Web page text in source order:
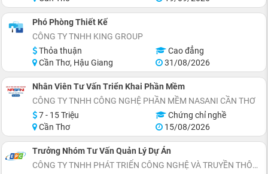
Phó Phòng Thiết Kế
CÔNG TY TNHH KING GROUP
Thỏa thuận
Cao đẳng
Cần Thơ, Hậu Giang
31/08/2026
Nhân Viên Tư Vấn Triển Khai Phần Mềm
CÔNG TY TNHH CÔNG NGHỆ PHẦN MỀM NASANI CẦN THƠ
7 - 15 Triệu
Chứng chỉ nghề
Cần Thơ
15/08/2026
Trưởng Nhóm Tư Vấn Quản Lý Dự Án
CÔNG TY TNHH PHÁT TRIỂN CÔNG NGHỆ VÀ TRUYỀN THÔNG EPC